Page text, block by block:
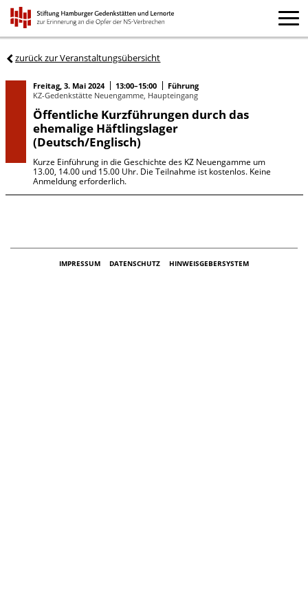
zurück zur Veranstaltungsübersicht
Freitag, 3. Mai 2024 13:00–15:00
Führung
KZ-Gedenkstätte Neuengamme, Haupteingang
Öffentliche Kurzführungen durch das
ehemalige Häftlingslager
(Deutsch/Englisch)
Kurze Einführung in die Geschichte des KZ Neuengamme um
13.00, 14.00 und 15.00 Uhr. Die Teilnahme ist kostenlos. Keine
Anmeldung erforderlich.
IMPRESSUM DATENSCHUTZ HINWEISGEBERSYSTEM